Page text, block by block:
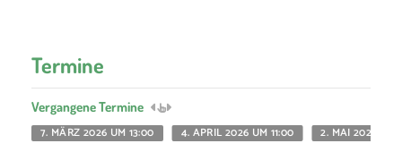
Termine
Vergangene Termine
7. MÄRZ 2026 UM 13:00
4. APRIL 2026 UM 11:00 2. MAI 2026 UM